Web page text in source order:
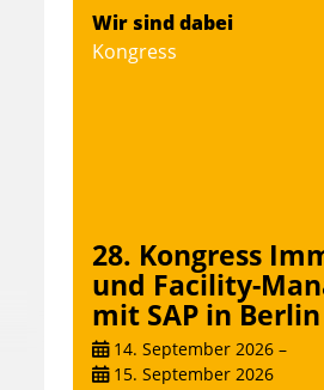
Wir sind dabei
Kongress
28. Kongress
und Facility-
mit SAP in Berlin
14. September 2026 –
15. September 2026